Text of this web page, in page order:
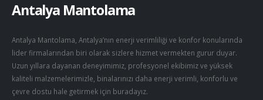
Antalya Mantolama
Antalya Mantolama, Antalya’nın enerji verimliliği ve konfor konularında
lider firmalarından biri olarak sizlere hizmet vermekten gurur duyar.
Uzun yıllara dayanan deneyimimiz, profesyonel ekibimiz ve yüksek
kaliteli malzemelerimizle, binalarınızı daha enerji verimli, konforlu ve
çevre dostu hale getirmek için buradayız.